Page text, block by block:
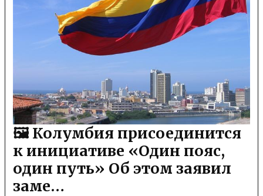
🖼 Колумбия присоединится
к инициативе «Один пояс,
один путь» Об этом заявил
заме…